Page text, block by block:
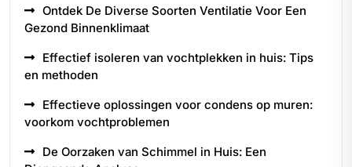
Ontdek De Diverse Soorten Ventilatie Voor Een
Gezond Binnenklimaat
Effectief isoleren van vochtplekken in huis: Tips
en methoden
Effectieve oplossingen voor condens op muren:
voorkom vochtproblemen
De Oorzaken van Schimmel in Huis: Een